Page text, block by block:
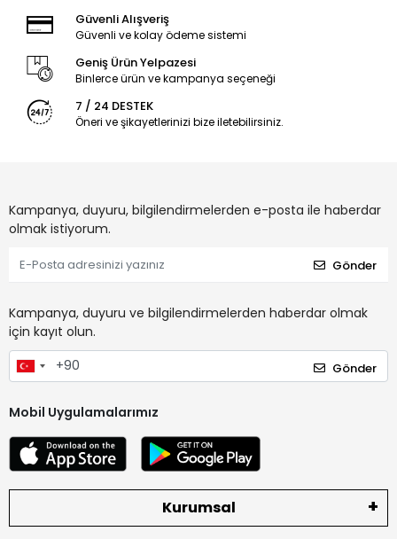
Güvenli Alışveriş
Güvenli ve kolay ödeme sistemi
Geniş Ürün Yelpazesi
Binlerce ürün ve kampanya seçeneği
7 / 24 DESTEK
Öneri ve şikayetlerinizi bize iletebilirsiniz.
Kampanya, duyuru, bilgilendirmelerden e-posta ile haberdar
olmak istiyorum.
Gönder
Kampanya, duyuru ve bilgilendirmelerden haberdar olmak
için kayıt olun.
Gönder
Mobil Uygulamalarımız
Kurumsal